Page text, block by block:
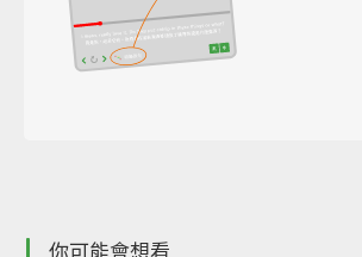
你可能會想看